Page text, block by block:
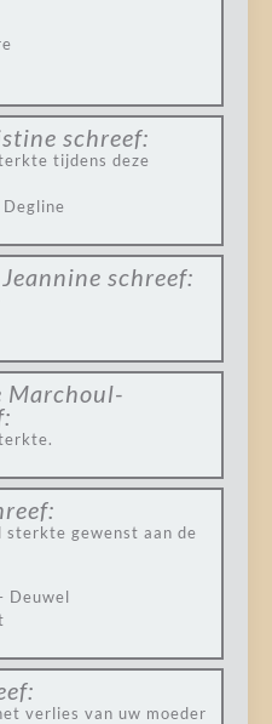
schreef:
tijdens deze
schreef:
Marchoul-
sterkte gewenst aan de
Deuwel
verlies van uw moeder